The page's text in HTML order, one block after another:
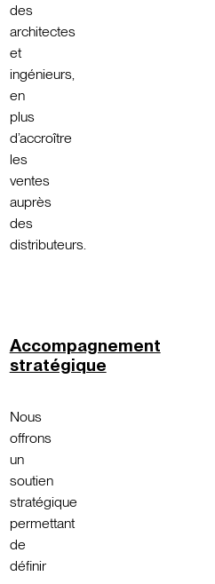
des
architectes
et
ingénieurs,
en
plus
d’accroître
les
ventes
auprès
des
distributeurs.
Accompagnement
stratégique
Nous
offrons
un
soutien
stratégique
permettant
de
définir